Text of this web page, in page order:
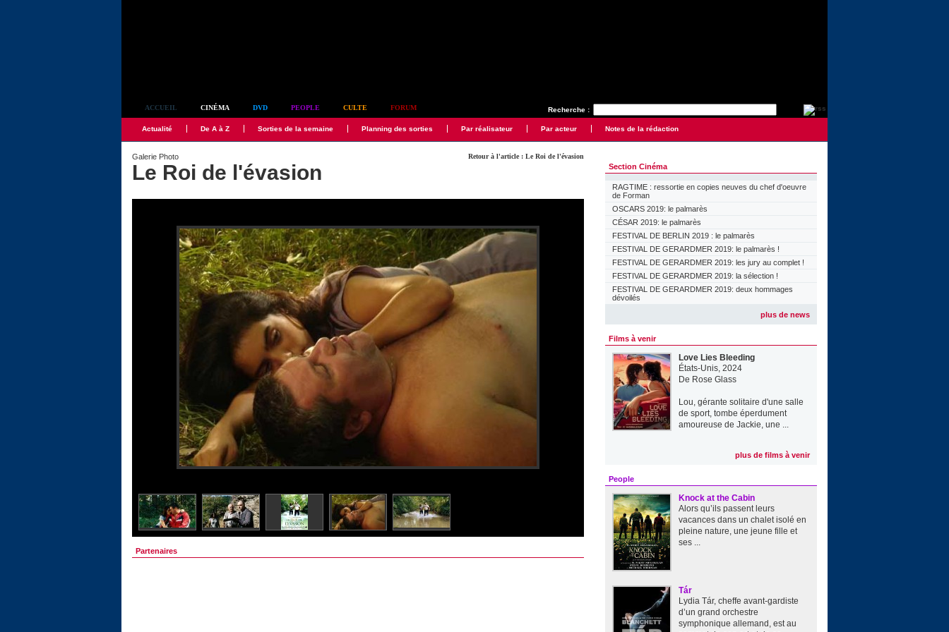
Recherche :
ACCUEIL CINÉMA DVD PEOPLE CULTE FORUM
Actualité De A à Z Sorties de la semaine Planning des sorties Par réalisateur Par acteur Notes de la rédaction
Retour à l'article : Le Roi de l'évasion
Galerie Photo
Le Roi de l'évasion
Partenaires
Section Cinéma
RAGTIME : ressortie en copies neuves du chef d'oeuvre
de Forman
OSCARS 2019: le palmarès
CÉSAR 2019: le palmarès
FESTIVAL DE BERLIN 2019 : le palmarès
FESTIVAL DE GERARDMER 2019: le palmarès !
FESTIVAL DE GERARDMER 2019: les jury au complet !
FESTIVAL DE GERARDMER 2019: la sélection !
FESTIVAL DE GERARDMER 2019: deux hommages
dévoilés
plus de news
Films à venir
Love Lies Bleeding
États-Unis, 2024
De Rose Glass
Lou, gérante solitaire d'une salle
de sport, tombe éperdument
amoureuse de Jackie, une ...
plus de films à venir
People
Knock at the Cabin
Alors qu’ils passent leurs
vacances dans un chalet isolé en
pleine nature, une jeune fille et
ses ...
Tár
Lydia Tár, cheffe avant-gardiste
d’un grand orchestre
symphonique allemand, est au